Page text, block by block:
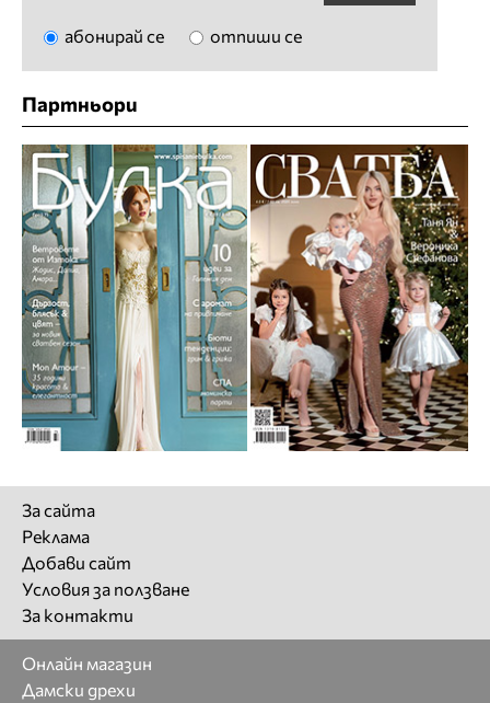
абонирай се отпиши се
Партньори
За сайта
Реклама
Добави сайт
Условия за ползване
За контакти
Онлайн магазин
Дамски дрехи